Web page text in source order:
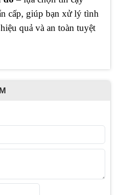
cấp, giúp bạn xử lý tình
quả và an toàn tuyệt